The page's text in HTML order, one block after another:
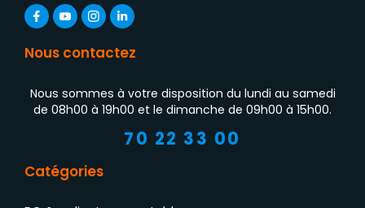
Nous contactez
Nous sommes à votre disposition du lundi au samedi
de 08h00 à 19h00 et le dimanche de 09h00 à 15h00.
70 22 33 00
Catégories